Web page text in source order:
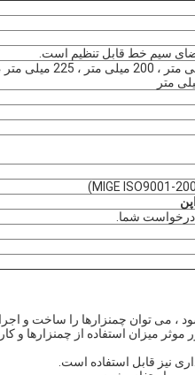
75 میلی متر ، 100 میلی متر ، 150 میلی متر ، 200 میلی متر ، 225 میلی
می توان چمنزارها را ساخت و
میزان استفاده از چمنزارها و
نیز قابل استفاده است.